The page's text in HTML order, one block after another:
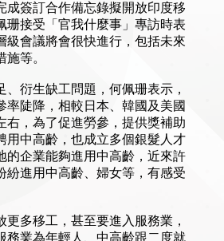
成簽訂合作備忘錄擬開放印度移
珊接受「官我什麼事」專訪時表
級會議將會很快進行，包括未來
等。
、衍生缺工問題，何佩珊表示，
率陡降，相較日本、韓國及美國
右，為了促進勞參，提供獎補助
用中高齡，也成立多個銀髮人才
的企業能夠進用中高齡，近來許
紛進用中高齡、婦女等，有感受
更多移工，甚至要進入服務業，
務業為年輕人、中高齡跟二度就